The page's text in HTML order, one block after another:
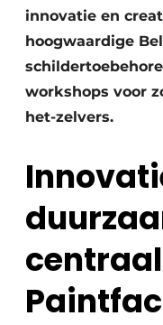
Dak & Gevel
Houtbouw
HVAC
Keukens
Renovatie
Software
innovatie en
hoogwaardige
workshops voor
het-zelvers.